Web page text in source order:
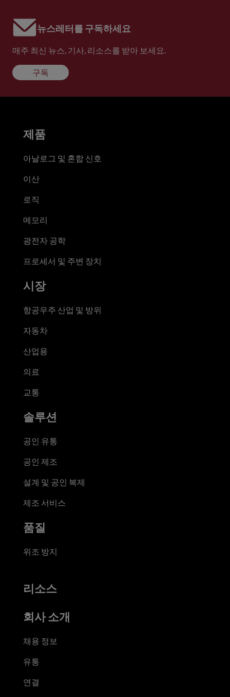
뉴스레터를 구독하세요
매주 최신 뉴스, 기사, 리소스를 받아 보세요.
구독
제품
아날로그 및 혼합 신호
이산
로직
메모리
광전자 공학
프로세서 및 주변 장치
시장
항공우주 산업 및 방위
자동차
산업용
의료
교통
솔루션
공인 유통
공인 제조
설계 및 공인 복제
제조 서비스
품질
위조 방지
리소스
회사 소개
채용 정보
유통
연결